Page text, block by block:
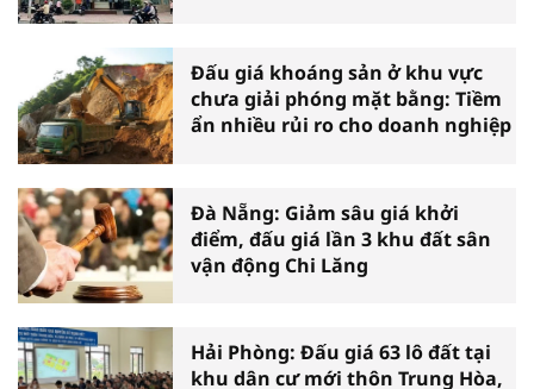
Đấu giá khoáng sản ở khu vực
chưa giải phóng mặt bằng: Tiềm
ẩn nhiều rủi ro cho doanh nghiệp
Đà Nẵng: Giảm sâu giá khởi
điểm, đấu giá lần 3 khu đất sân
vận động Chi Lăng
Hải Phòng: Đấu giá 63 lô đất tại
khu dân cư mới thôn Trung Hòa,